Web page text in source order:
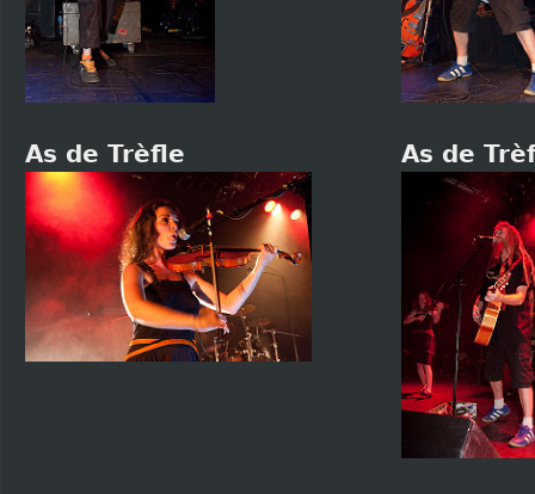
As de Trèfle As de